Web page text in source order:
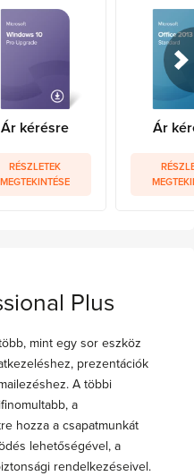
Ár kérésre
RÉSZLETEK
MEGTEKINTÉSE
Ár
Plus
mint egy sor eszköz
prezentációk
A többi
a
hozza a csapatmunkát
lehetőségével, a
rendelkezéseivel.